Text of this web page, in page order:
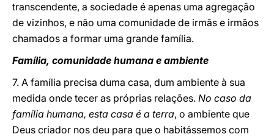
transcendente, a sociedade é apenas uma agregação
de vizinhos, e não uma comunidade de irmãs e irmãos
chamados a formar uma grande família.
Família, comunidade humana e ambiente
7. A família precisa duma casa, dum ambiente à sua
medida onde tecer as próprias relações. No caso da
família humana, esta casa é a terra, o ambiente que
Deus criador nos deu para que o habitássemos com